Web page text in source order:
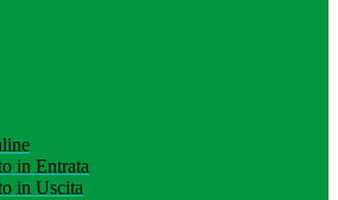
in Entrata
in Uscita